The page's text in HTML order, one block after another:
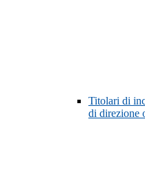
Titolari di
di direzione